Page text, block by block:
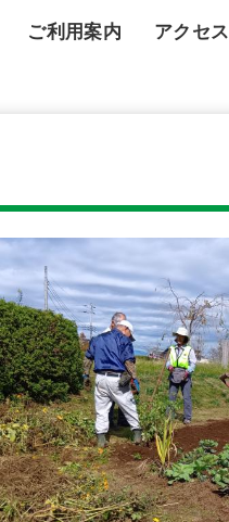
ご利用案内 アクセス